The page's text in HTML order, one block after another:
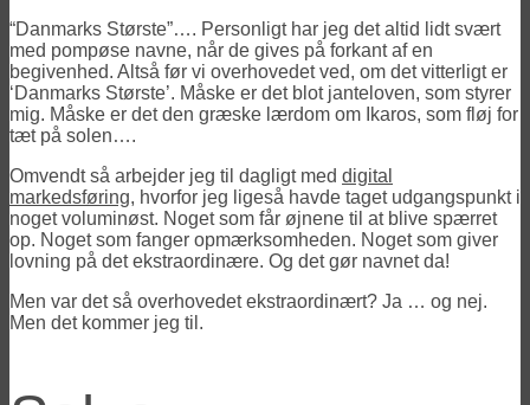
“Danmarks Største”…. Personligt har jeg det altid lidt svært
med pompøse navne, når de gives på forkant af en
begivenhed. Altså før vi overhovedet ved, om det vitterligt er
‘Danmarks Største’. Måske er det blot janteloven, som styrer
mig. Måske er det den græske lærdom om Ikaros, som fløj for
tæt på solen….
Omvendt så arbejder jeg til dagligt med digital
markedsføring, hvorfor jeg ligeså havde taget udgangspunkt i
noget voluminøst. Noget som får øjnene til at blive spærret
op. Noget som fanger opmærksomheden. Noget som giver
lovning på det ekstraordinære. Og det gør navnet da!
Men var det så overhovedet ekstraordinært? Ja … og nej.
Men det kommer jeg til.